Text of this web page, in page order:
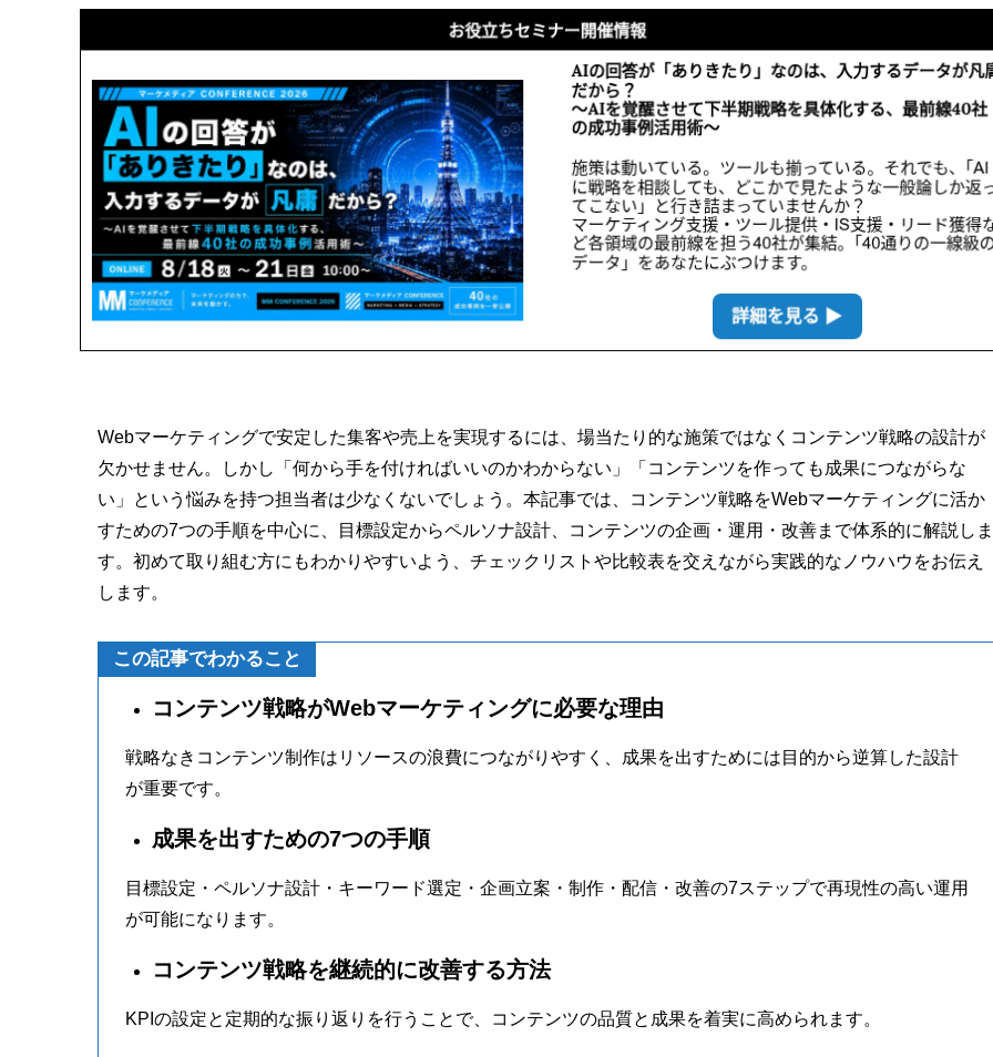
Webマーケティングで安定した集客や売上を実現するには、場当たり的な施策ではなくコンテンツ戦略の設計が
欠かせません。しかし「何から手を付ければいいのかわからない」「コンテンツを作っても成果につながらな
い」という悩みを持つ担当者は少なくないでしょう。本記事では、コンテンツ戦略をWebマーケティングに活か
すための7つの手順を中心に、目標設定からペルソナ設計、コンテンツの企画・運用・改善まで体系的に解説しま
す。初めて取り組む方にもわかりやすいよう、チェックリストや比較表を交えながら実践的なノウハウをお伝え
します。
この記事でわかること
コンテンツ戦略がWebマーケティングに必要な理由
戦略なきコンテンツ制作はリソースの浪費につながりやすく、成果を出すためには目的から逆算した設計
が重要です。
成果を出すための7つの手順
目標設定・ペルソナ設計・キーワード選定・企画立案・制作・配信・改善の7ステップで再現性の高い運用
が可能になります。
コンテンツ戦略を継続的に改善する方法
KPIの設定と定期的な振り返りを行うことで、コンテンツの品質と成果を着実に高められます。